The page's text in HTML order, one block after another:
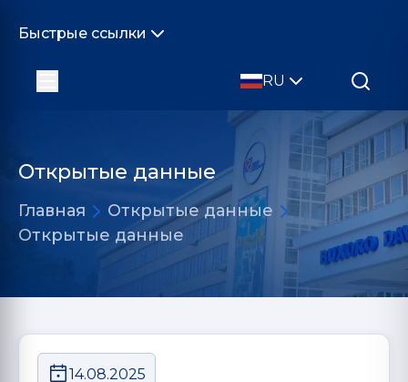
Быстрые ссылки
RU
Открытые данные
Главная
Открытые данные
Открытые данные
14.08.2025